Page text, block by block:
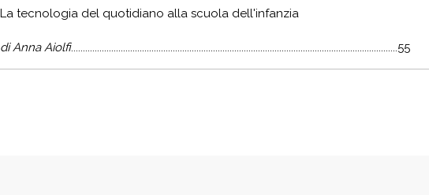
La tecnologia del quotidiano alla scuola dell'infanzia
di Anna Aiolfi..........................................................................................................................................55